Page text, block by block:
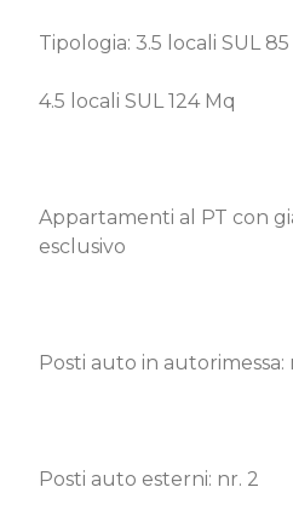
Tipologia: 3.5 locali SUL
4.5 locali SUL 124 Mq
Appartamenti al PT con
esclusivo
Posti auto in autorimessa:
Posti auto esterni: nr. 2